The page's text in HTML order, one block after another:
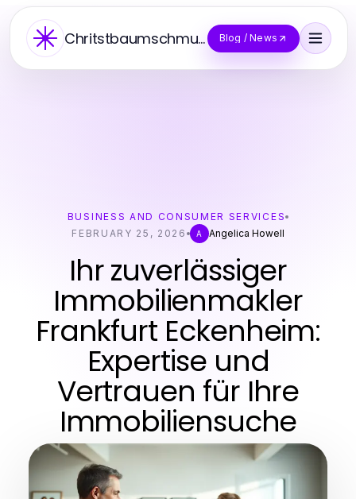
Chritstbaumschmuck Blog / News
BUSINESS AND CONSUMER SERVICES
FEBRUARY 25, 2026
A Angelica Howell
Ihr zuverlässiger
Immobilienmakler
Frankfurt Eckenheim:
Expertise und
Vertrauen für Ihre
Immobiliensuche